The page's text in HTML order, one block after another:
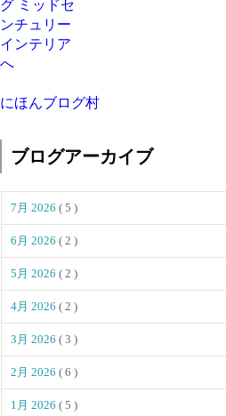
にほんブログ村
ブログアーカイブ
7月 2026 ( 5 )
6月 2026 ( 2 )
5月 2026 ( 2 )
4月 2026 ( 2 )
3月 2026 ( 3 )
2月 2026 ( 6 )
1月 2026 ( 5 )